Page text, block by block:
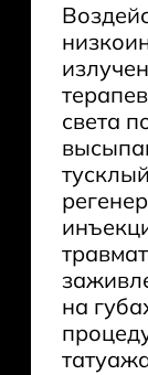
света
на